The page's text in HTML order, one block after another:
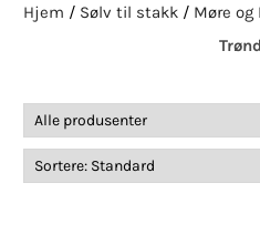
Hjem / Sølv til stakk / Møre og